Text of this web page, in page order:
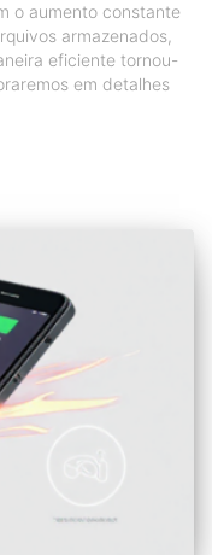
o aumento constante
armazenados,
eficiente tornou-
em detalhes